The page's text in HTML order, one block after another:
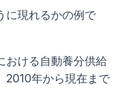
に現れるかの例で
おける自動養分供給
2010年から現在まで